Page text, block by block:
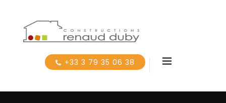
+33 3 79 35 06 38